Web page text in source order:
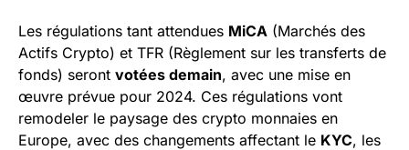
Les régulations tant attendues MiCA (Marchés des
Actifs Crypto) et TFR (Règlement sur les transferts de
fonds) seront votées demain, avec une mise en
œuvre prévue pour 2024. Ces régulations vont
remodeler le paysage des crypto monnaies en
Europe, avec des changements affectant le KYC, les